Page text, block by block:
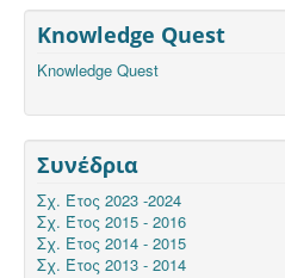
Knowledge Quest
Knowledge Quest
Συνέδρια
Σχ. Έτος 2023 -2024
Σχ. Έτος 2015 - 2016
Σχ. Έτος 2014 - 2015
Σχ. Έτος 2013 - 2014